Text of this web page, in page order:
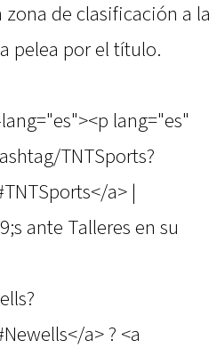
de clasificación a la
pelea por el título.
lang="es"
TNTSports?
a> |
ante Talleres en su
a> ? <a